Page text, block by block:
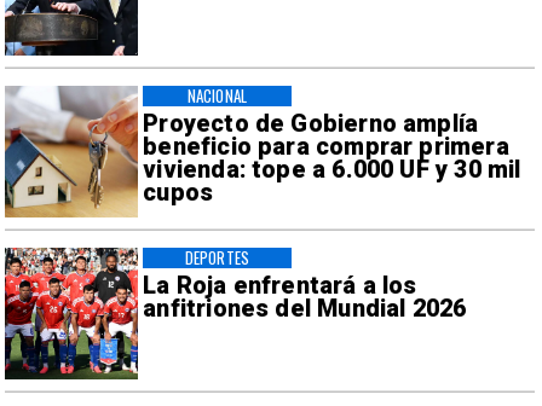
Proyecto de Gobierno amplía
beneficio para comprar primera
vivienda: tope a 6.000 UF y 30 mil
cupos
NACIONAL
La Roja enfrentará a los
anfitriones del Mundial 2026
DEPORTES